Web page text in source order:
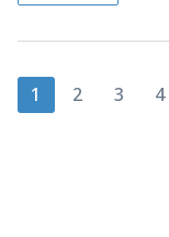
Artikkelien
1 2 3 4